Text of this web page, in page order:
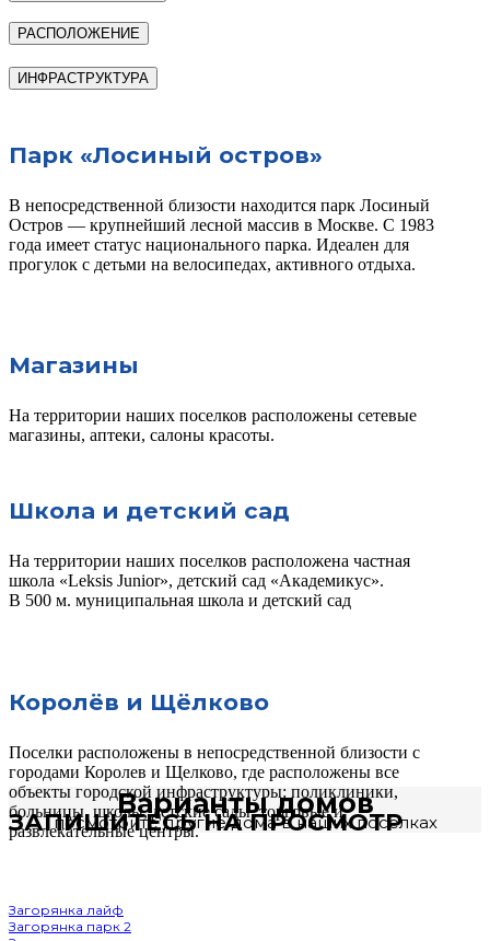
РАСПОЛОЖЕНИЕ
ИНФРАСТРУКТУРА
Парк «Лосиный остров»
В непосредственной близости находится парк Лосиный
Остров — крупнейший лесной массив в Москве. С 1983
года имеет статус национального парка. Идеален для
прогулок с детьми на велосипедах, активного отдыха.
Магазины
На территории наших поселков расположены сетевые
магазины, аптеки, салоны красоты.
Школа и детский сад
На территории наших поселков расположена частная
школа «Leksis Junior», детский сад «Академикус».
В 500 м. муниципальная школа и детский сад
Королёв и Щёлково
Поселки расположены в непосредственной близости с
городами Королев и Щелково, где расположены все
объекты городской инфраструктуры: поликлиники,
больницы, школы, детские сады, торговые и
развлекательные центры.
ЗАПИШИТЕСЬ НА ПРОСМОТР
Варианты домов
посмотрите другие дома в наших посёлках
Загорянка лайф
Загорянка парк 2